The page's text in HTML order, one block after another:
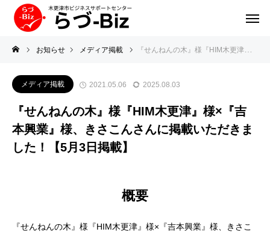
お知らせ メディア掲載 『せんねんの木』様『HIM木更津』様×『吉本興業』様、きさこんさんに掲載いただきました！【5月3日掲載】
メディア掲載 2021.05.06 2025.08.03
『せんねんの木』様『HIM木更津』様×『吉
本興業』様、きさこんさんに掲載いただきま
した！【5月3日掲載】
概要
『せんねんの木』様『HIM木更津』様×『吉本興業』様、きさこ